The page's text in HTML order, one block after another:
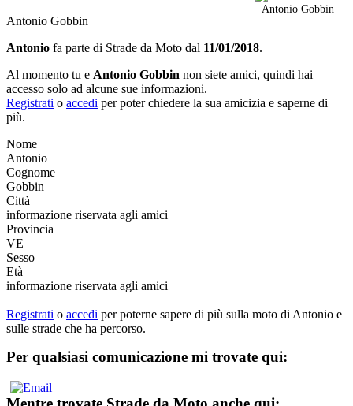
Antonio Gobbin
Antonio Gobbin
Antonio fa parte di Strade da Moto dal 11/01/2018.
Al momento tu e Antonio Gobbin non siete amici, quindi hai
accesso solo ad alcune sue informazioni.
Registrati o accedi per poter chiedere la sua amicizia e saperne di
più.
Nome
Antonio
Cognome
Gobbin
Città
informazione riservata agli amici
Provincia
VE
Sesso
Età
informazione riservata agli amici
Registrati o accedi per poterne sapere di più sulla moto di Antonio e
sulle strade che ha percorso.
Per qualsiasi comunicazione mi trovate qui: